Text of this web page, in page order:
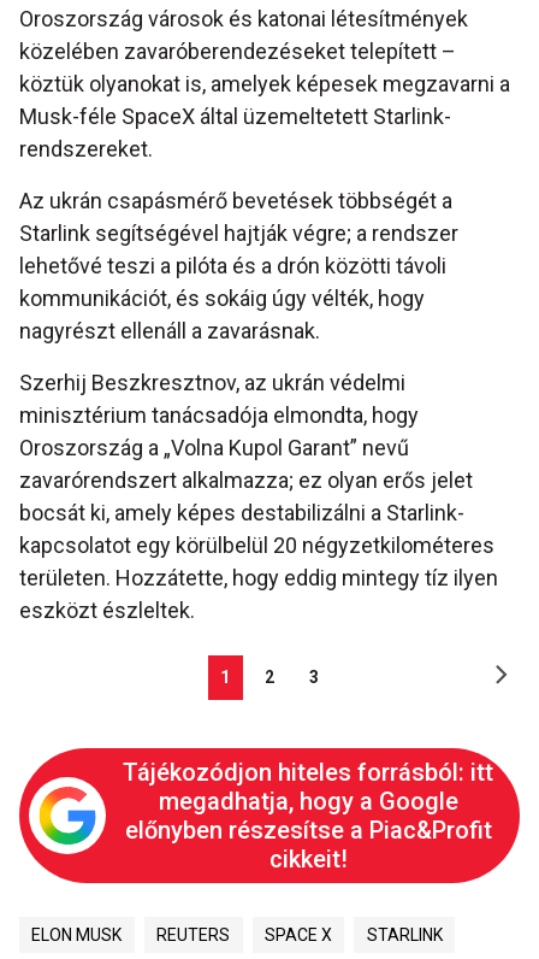
Oroszország városok és katonai létesítmények
közelében zavaróberendezéseket telepített –
köztük olyanokat is, amelyek képesek megzavarni a
Musk-féle SpaceX által üzemeltetett Starlink-
rendszereket.
Az ukrán csapásmérő bevetések többségét a
Starlink segítségével hajtják végre; a rendszer
lehetővé teszi a pilóta és a drón közötti távoli
kommunikációt, és sokáig úgy vélték, hogy
nagyrészt ellenáll a zavarásnak.
Szerhij Beszkresztnov, az ukrán védelmi
minisztérium tanácsadója elmondta, hogy
Oroszország a „Volna Kupol Garant” nevű
zavarórendszert alkalmazza; ez olyan erős jelet
bocsát ki, amely képes destabilizálni a Starlink-
kapcsolatot egy körülbelül 20 négyzetkilométeres
területen. Hozzátette, hogy eddig mintegy tíz ilyen
eszközt észleltek.
1 2 3
Tájékozódjon hiteles forrásból: itt
megadhatja, hogy a Google
előnyben részesítse a Piac&Profit
cikkeit!
ELON MUSK REUTERS SPACE X STARLINK